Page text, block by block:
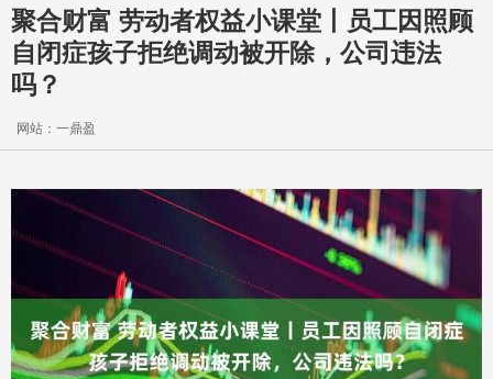
聚合财富 劳动者权益小课堂丨员工因照顾
自闭症孩子拒绝调动被开除，公司违法
吗？
网站：一鼎盈